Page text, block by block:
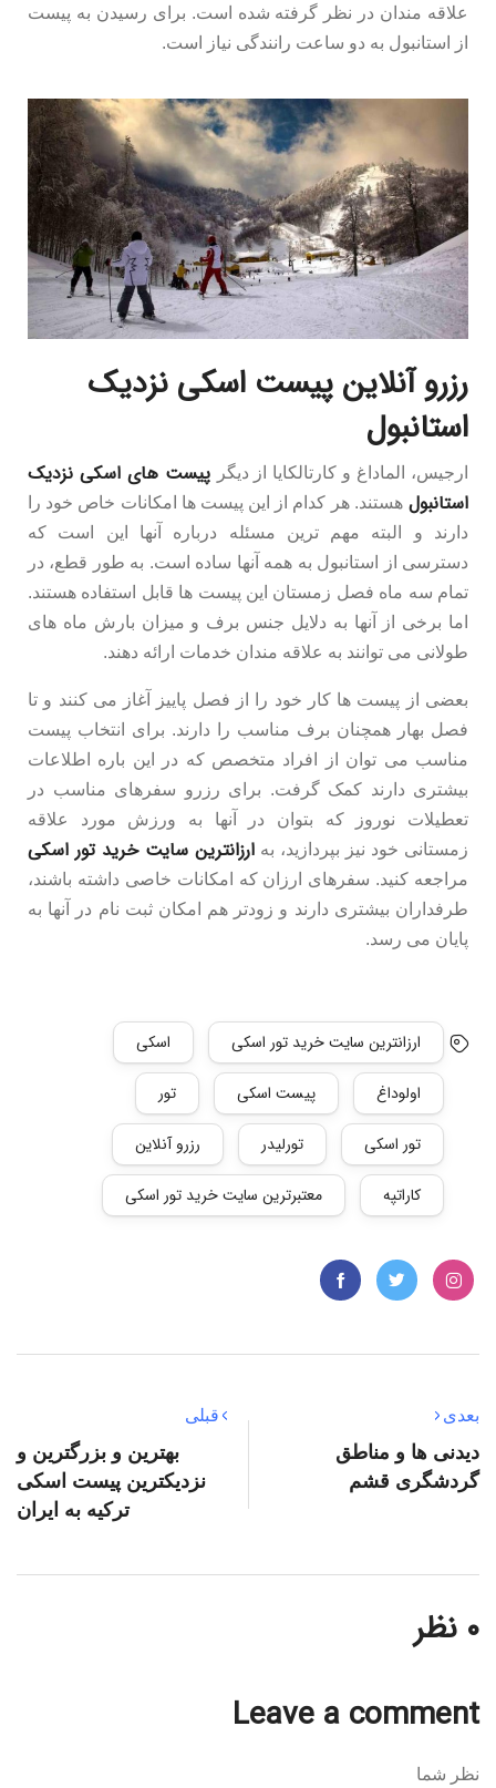
علاقه مندان در نظر گرفته شده است. برای رسیدن به پیست
از استانبول به دو ساعت رانندگی نیاز است.
رزرو آنلاین پیست اسکی نزدیک
استانبول
ارجیس، الماداغ و کارتالکایا از دیگر پیست های اسکی نزدیک
استانبولهستند. هر کدام از این پیست ها امکانات خاص خود را
دارند و البته مهم ترین مسئله درباره آنها این است که
دسترسی از استانبول به همه آنها ساده است. به طور قطع، در
تمام سه ماه فصل زمستان این پیست ها قابل استفاده هستند.
اما برخی از آنها به دلایل جنس برف و میزان بارش ماه های
طولانی می توانند به علاقه مندان خدمات ارائه دهند.
بعضی از پیست ها کار خود را از فصل پاییز آغاز می کنند و تا
فصل بهار همچنان برف مناسب را دارند. برای انتخاب پیست
مناسب می توان از افراد متخصص که در این باره اطلاعات
بیشتری دارند کمک گرفت. برای رزرو سفرهای مناسب در
تعطیلات نوروز که بتوان در آنها به ورزش مورد علاقه
زمستانی خود نیز بپردازید، به ارزانترین سایت خرید تور اسکی
مراجعه کنید. سفرهای ارزان که امکانات خاصی داشته باشند،
طرفداران بیشتری دارند و زودتر هم امکان ثبت نام در آنها به
پایان می رسد.
ارزانترین سایت خرید تور اسکی اسکی
اولوداغ پیست اسکی تور
تور اسکی تورلیدر رزرو آنلاین
کاراتپه معتبرترین سایت خرید تور اسکی
قبلی
بهترین و بزرگترین و
نزدیکترین پیست اسکی
ترکیه به ایران
بعدی
دیدنی ها و مناطق
گردشگری قشم
۰ نظر
Leave a comment
نظر شما